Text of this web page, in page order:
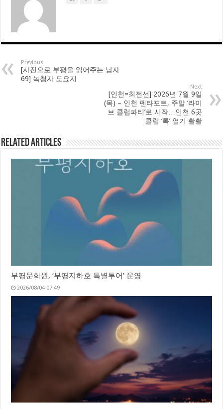
Previous
[사진으로 부평을 읽어주는 남자
69] 녹청자 도요지
Next
[인천=최전선] 2026년 7월 9일
(목) – 인천 펜타포트, 주말 ‘라이
브 클럽파티’로 시작…인천 6곳
클럽 ‘록’ 열기 활활
Related Articles
부평문화원, ‘부평지하호 특별투어’ 운영
2026/08/04 07:49